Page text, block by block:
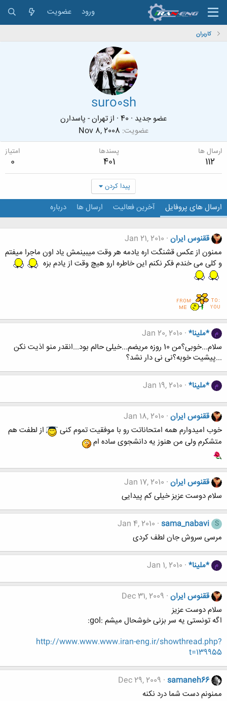
ورود عضویت
کاربران
suro0sh
عضو جدید ·
· ازتهران - پاسدارن
عضویت Nov 8, 2008
ارسال ها
112
پسندها
401
امتیاز
0
پیدا کردن
ارسال های پروفایل آخرین فعالیت ارسال ها درباره
ققنوس ایران Jan 21, 2010
ممنون از عکس قشنگت اره یادمه هر وقت میبینمش یاد اون ماجرا میفتم
و کلی می خندم فکر نکنم این خاطره ارو هیچ وقت از یادم بزه
م *ملینا* Jan 20, 2010
سلام...خوبی؟من 10 روزه مریضم...خیلی حالم بود...انقدر منو اذیت نکن
...پیشیت خوبه؟نی نی دار نشد؟
م *ملینا* Jan 19, 2010
ققنوس ایران Jan 18, 2010
خوب امیدوارم همه امتحاناتت رو با موفقیت تموم کنی
از لطفت هم
متشکرم ولی من هنوز یه دانشجوی ساده ام
ققنوس ایران Jan 17, 2010
سلام دوست عزیز خیلی کم پیدایی
S
sama_nabavi
Jan 4, 2010
مرسی سروش جان لطف کردی
م *ملینا* Jan 1, 2010
ققنوس ایران Dec 31, 2009
سلام دوست عزیز
اگه تونستی یه سر بزنی خوشحال میشم :gol:
http://www.www.www.iran-eng.ir/showthread.php?
t=139955
samaneh66
Dec 29, 2009
ممنونم دست شما درد نکنه